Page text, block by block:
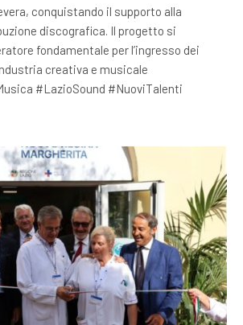
conquistando il supporto alla
discografica. Il progetto si
fondamentale per l’ingresso dei
creativa e musicale
#LazioSound #NuoviTalenti